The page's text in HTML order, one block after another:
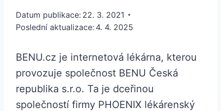
Datum publikace: 22. 3. 2021
Poslední aktualizace: 4. 4. 2025
BENU.cz je internetová lékárna, kterou
provozuje společnost BENU Česká
republika s.r.o. Ta je dceřinou
společností firmy PHOENIX lékárenský